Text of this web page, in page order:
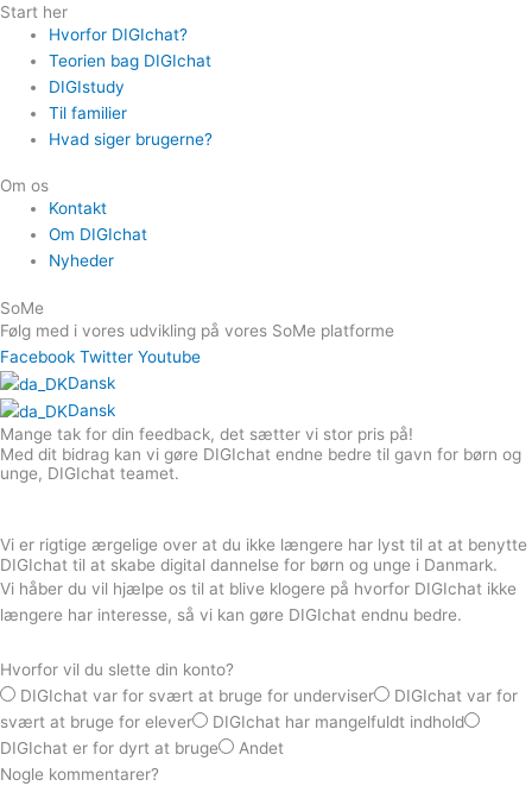
Start her
Hvorfor DIGIchat?
Teorien bag DIGIchat
DIGIstudy
Til familier
Hvad siger brugerne?
Om os
Kontakt
Om DIGIchat
Nyheder
SoMe
Følg med i vores udvikling på vores SoMe platforme
Facebook Twitter Youtube
Dansk
Dansk
Mange tak for din feedback, det sætter vi stor pris på!
Med dit bidrag kan vi gøre DIGIchat endne bedre til gavn for børn og
unge, DIGIchat teamet.
Vi er rigtige ærgelige over at du ikke længere har lyst til at at benytte
DIGIchat til at skabe digital dannelse for børn og unge i Danmark.
Vi håber du vil hjælpe os til at blive klogere på hvorfor DIGIchat ikke
længere har interesse, så vi kan gøre DIGIchat endnu bedre.
Hvorfor vil du slette din konto?
DIGIchat var for svært at bruge for underviser
DIGIchat var for
svært at bruge for elever
DIGIchat har mangelfuldt indhold
DIGIchat er for dyrt at bruge
Andet
Nogle kommentarer?